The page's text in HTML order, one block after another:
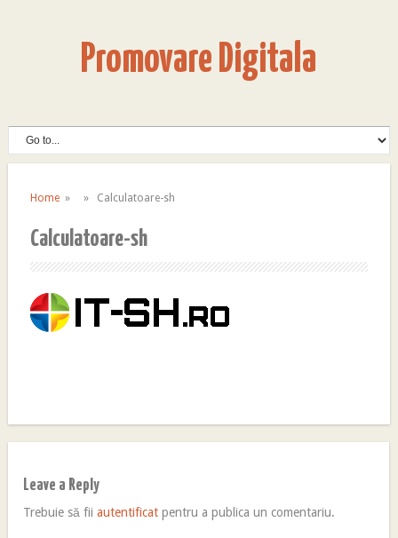
Promovare Digitala
Home» » Calculatoare-sh
Calculatoare-sh
Leave a Reply
Trebuie să fiiautentificat pentru a publica un comentariu.